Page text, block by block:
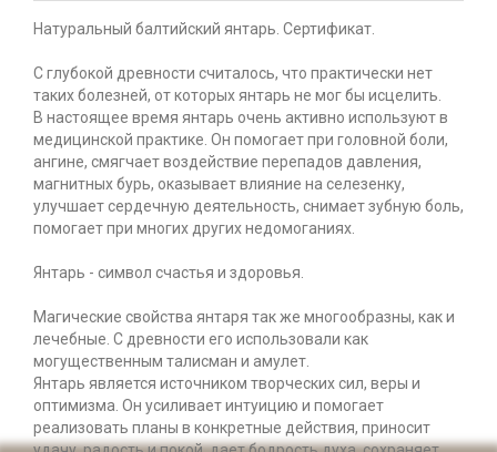
Натуральный балтийский янтарь. Сертификат.
С глубокой древности считалось, что практически нет
таких болезней, от которых янтарь не мог бы исцелить.
В настоящее время янтарь очень активно используют в
медицинской практике. Он помогает при головной боли,
ангине, смягчает воздействие перепадов давления,
магнитных бурь, оказывает влияние на селезенку,
улучшает сердечную деятельность, снимает зубную боль,
помогает при многих других недомоганиях.
Янтарь - символ счастья и здоровья.
Магические свойства янтаря так же многообразны, как и
лечебные. С древности его использовали как
могущественным талисман и амулет.
Янтарь является источником творческих сил, веры и
оптимизма. Он усиливает интуицию и помогает
реализовать планы в конкретные действия, приносит